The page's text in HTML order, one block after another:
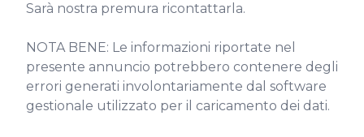
Sarà nostra premura ricontattarla.
NOTA BENE: Le informazioni riportate nel
presente annuncio potrebbero contenere degli
errori generati involontariamente dal software
gestionale utilizzato per il caricamento dei dati.